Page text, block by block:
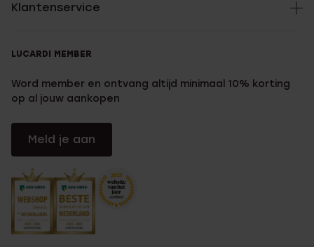
Klantenservice
LUCARDI MEMBER
Word member en ontvang altijd minimaal 10% korting
op al jouw aankopen
Meld je aan